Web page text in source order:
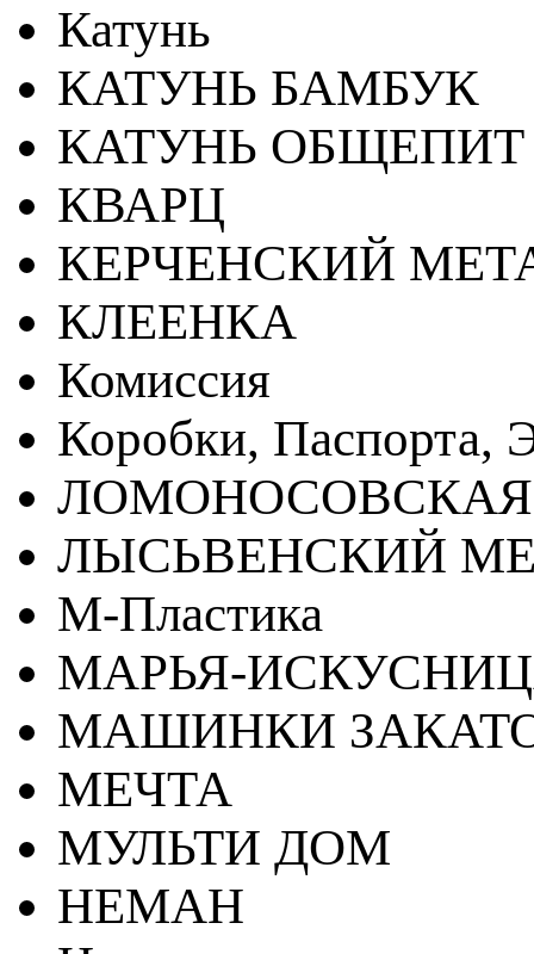
Катунь
КАТУНЬ БАМБУК
КАТУНЬ ОБЩЕПИТ
КВАРЦ
КЕРЧЕНСКИЙ
КЛЕЕНКА
Комиссия
Коробки, Паспорта,
ЛЫСЬВЕНСКИЙ
М-Пластика
МАРЬЯ-
МАШИНКИ
МЕЧТА
МУЛЬТИ ДОМ
НЕМАН